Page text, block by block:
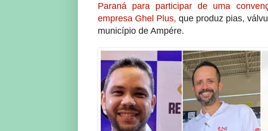
Paraná para participar de uma
empresa Ghel Plus, que produz pias,
município de Ampére.